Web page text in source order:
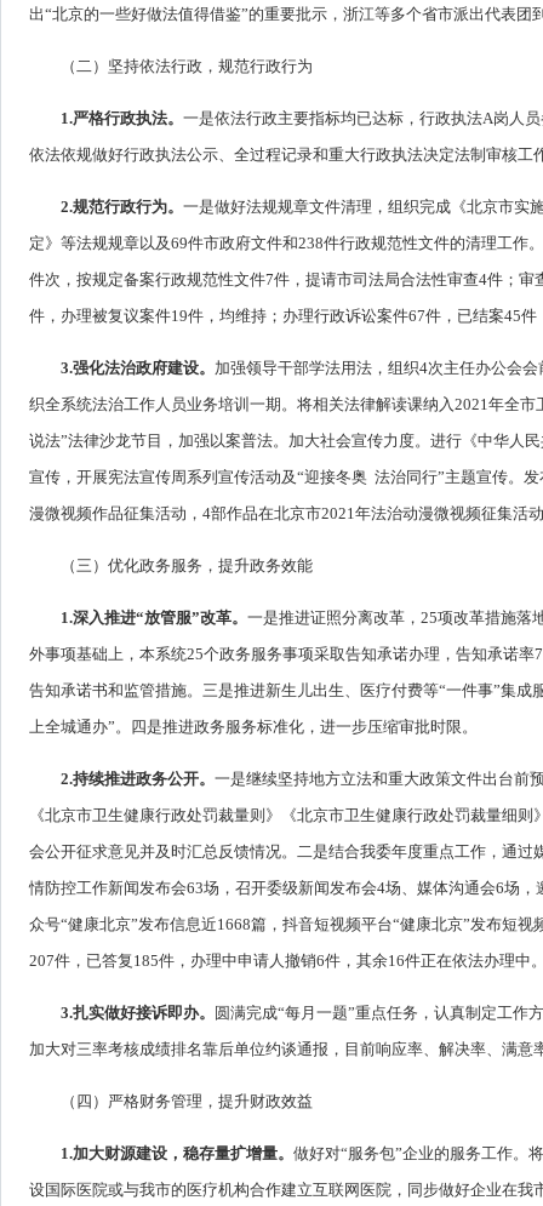
出“北京的一些好做法值得借鉴”的重要批示，浙江等多个省市派出代表团
（二）坚持依法行政，规范行政行为
1.严格行政执法。 一是依法行政主要指标均已达标，行政执法A岗人
依法依规做好行政执法公示、全过程记录和重大行政执法决定法制审核
2.规范行政行为。 一是做好法规规章文件清理，组织完成《北京市实
定》等法规规章以及69件市政府文件和238件行政规范性文件的清理工
件次，按规定备案行政规范性文件7件，提请市司法局合法性审查4件；
件，办理被复议案件19件，均维持；办理行政诉讼案件67件，已结案45
3.强化法治政府建设。 加强领导干部学法用法，组织4次主任办公会
织全系统法治工作人员业务培训一期。将相关法律解读课纳入2021年全
说法”法律沙龙节目，加强以案普法。加大社会宣传力度。进行《中华人
宣传，开展宪法宣传周系列宣传活动及“迎接冬奥 法治同行”主题宣传。
漫微视频作品征集活动，4部作品在北京市2021年法治动漫微视频征集活
（三）优化政务服务，提升政务效能
1.深入推进“放管服”改革。 一是推进证照分离改革，25项改革措施落
外事项基础上，本系统25个政务服务事项采取告知承诺办理，告知承诺
告知承诺书和监管措施。三是推进新生儿出生、医疗付费等“一件事”集
上全城通办”。四是推进政务服务标准化，进一步压缩审批时限。
2.持续推进政务公开。 一是继续坚持地方立法和重大政策文件出台前
《北京市卫生健康行政处罚裁量则》《北京市卫生健康行政处罚裁量细
会公开征求意见并及时汇总反馈情况。二是结合我委年度重点工作，通
情防控工作新闻发布会63场，召开委级新闻发布会4场、媒体沟通会6场
众号“健康北京”发布信息近1668篇，抖音短视频平台“健康北京”发布短
207件，已答复185件，办理中申请人撤销6件，其余16件正在依法办理中
3.扎实做好接诉即办。 圆满完成“每月一题”重点任务，认真制定工作
加大对三率考核成绩排名靠后单位约谈通报，目前响应率、解决率、满
（四）严格财务管理，提升财政效益
1.加大财源建设，稳存量扩增量。 做好对“服务包”企业的服务工作。
设国际医院或与我市的医疗机构合作建立互联网医院，同步做好企业在